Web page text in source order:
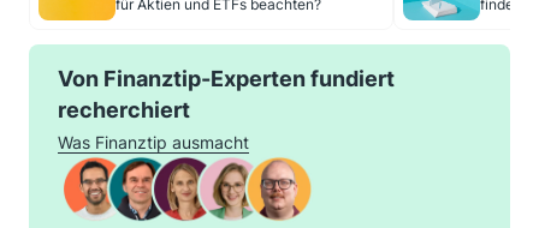
für Aktien und ETFs beachten?
finden
Von Finanztip-Experten fundiert
recherchiert
Was Finanztip ausmacht